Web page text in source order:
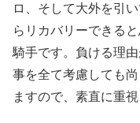
ロ、そして大外を引
らリカバリーできる
騎手です。負ける理
事を全て考慮しても
ますので、素直に重